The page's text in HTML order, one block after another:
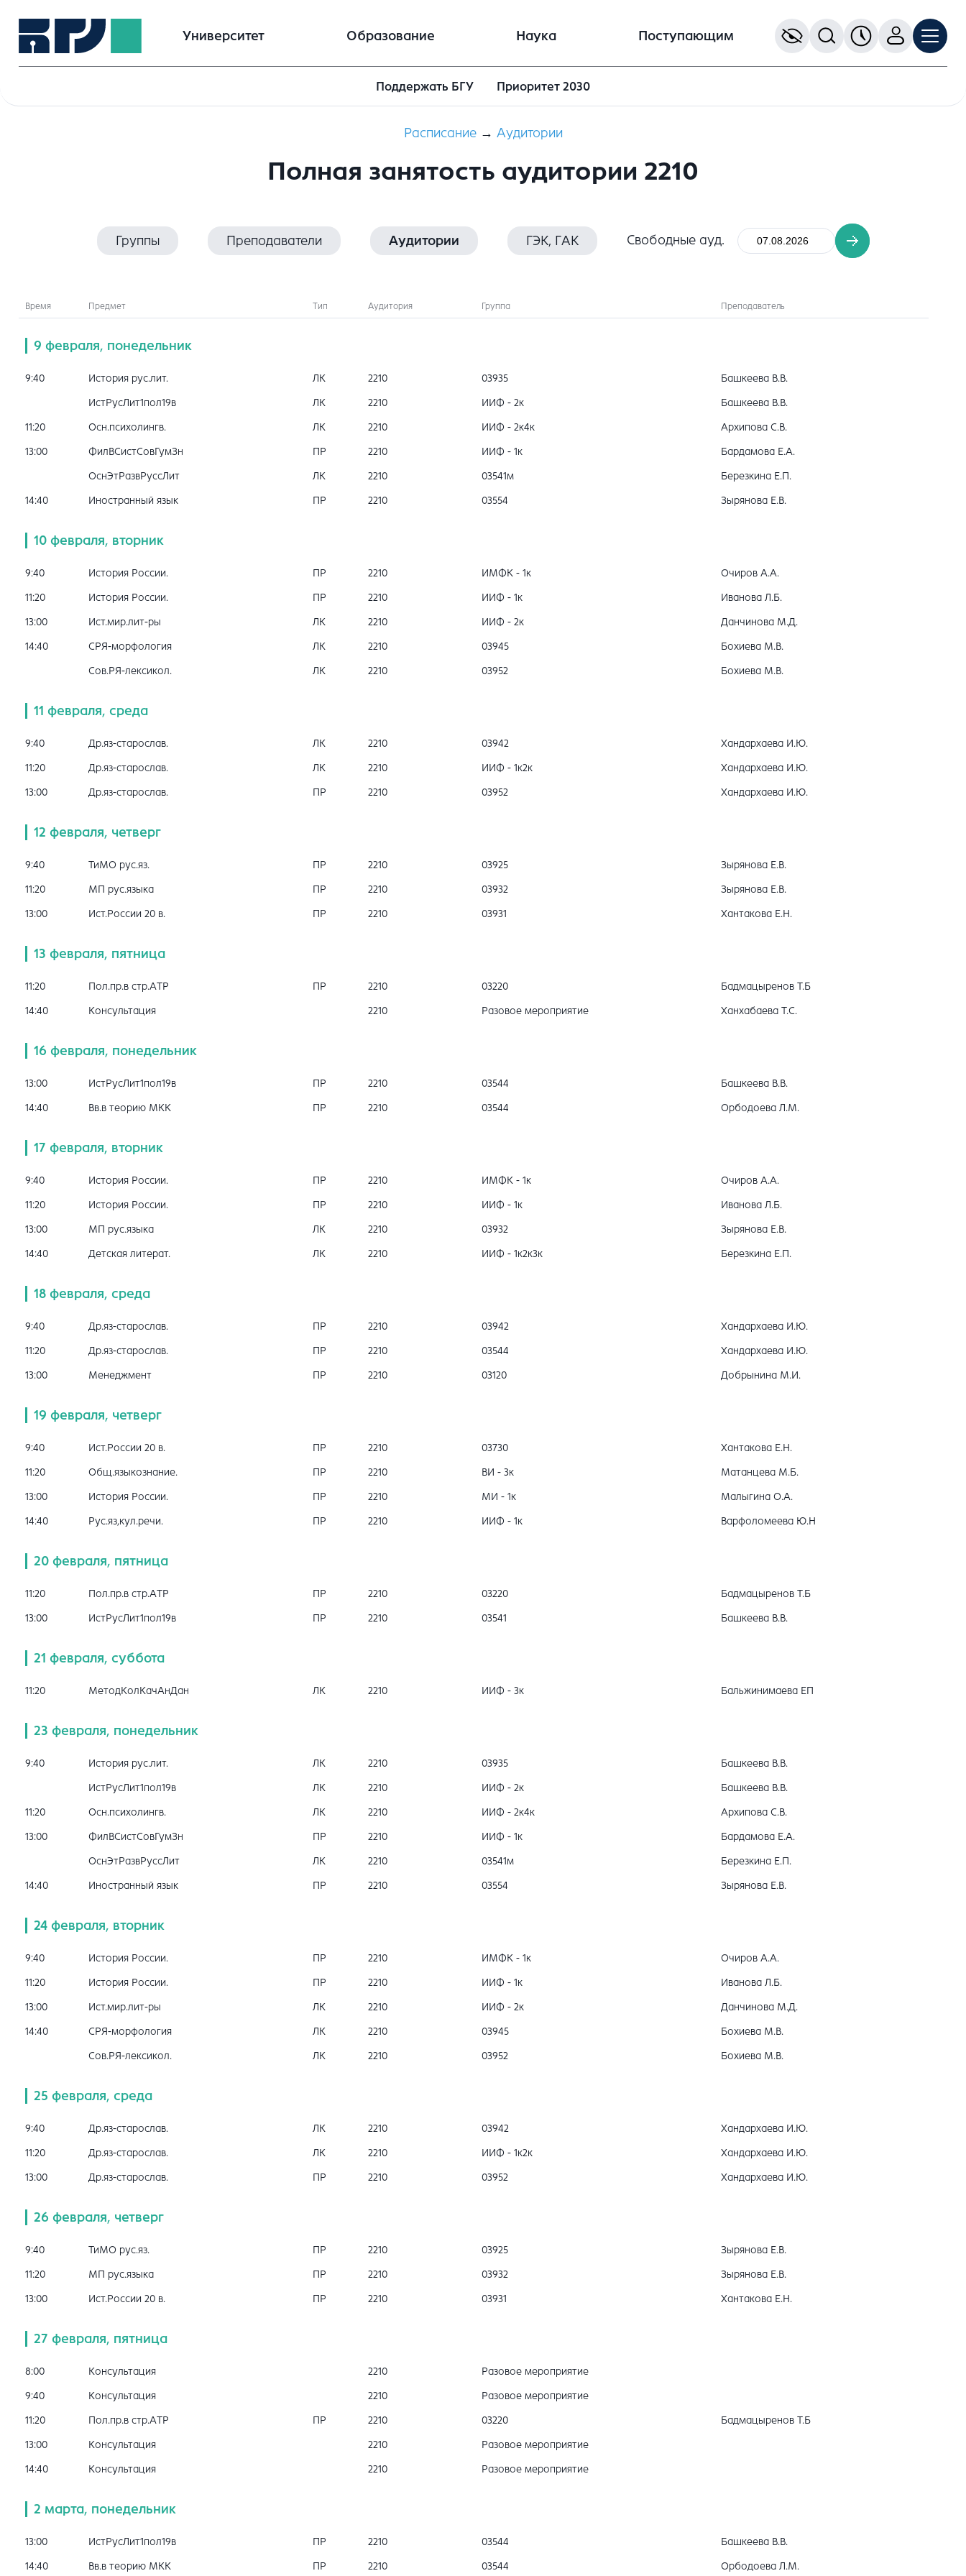
Университет Образование Наука Поступающим
Поддержать БГУ Приоритет 2030
Расписание→ Аудитории
Полная занятость аудитории 2210
Группы Преподаватели Аудитории ГЭК, ГАК Свободные ауд.
Время Предмет Тип Аудитория Группа Преподаватель
9 февраля, понедельник
9:40 История рус.лит. ЛК 2210 03935 Башкеева В.В.
ИстРусЛит1пол19в ЛК 2210 ИИФ - 2к Башкеева В.В.
11:20 Осн.психолингв. ЛК 2210 ИИФ - 2к4к Архипова С.В.
13:00 ФилВСистСовГумЗн ПР 2210 ИИФ - 1к Бардамова Е.А.
ОснЭтРазвРуссЛит ЛК 2210 03541м Березкина Е.П.
14:40 Иностранный язык ПР 2210 03554 Зырянова Е.В.
10 февраля, вторник
9:40 История России. ПР 2210 ИМФК - 1к Очиров А.А.
11:20 История России. ПР 2210 ИИФ - 1к Иванова Л.Б.
13:00 Ист.мир.лит-ры ЛК 2210 ИИФ - 2к Данчинова М.Д.
14:40 СРЯ-морфология ЛК 2210 03945 Бохиева М.В.
Сов.РЯ-лексикол. ЛК 2210 03952 Бохиева М.В.
11 февраля, среда
9:40 Др.яз-старослав. ЛК 2210 03942 Хандархаева И.Ю.
11:20 Др.яз-старослав. ЛК 2210 ИИФ - 1к2к Хандархаева И.Ю.
13:00 Др.яз-старослав. ПР 2210 03952 Хандархаева И.Ю.
12 февраля, четверг
9:40 ТиМО рус.яз. ПР 2210 03925 Зырянова Е.В.
11:20 МП рус.языка ПР 2210 03932 Зырянова Е.В.
13:00 Ист.России 20 в. ПР 2210 03931 Хантакова Е.Н.
13 февраля, пятница
11:20 Пол.пр.в стр.АТР ПР 2210 03220 Бадмацыренов Т.Б
14:40 Консультация 2210 Разовое мероприятие Ханхабаева Т.С.
16 февраля, понедельник
13:00 ИстРусЛит1пол19в ПР 2210 03544 Башкеева В.В.
14:40 Вв.в теорию МКК ПР 2210 03544 Орбодоева Л.М.
17 февраля, вторник
9:40 История России. ПР 2210 ИМФК - 1к Очиров А.А.
11:20 История России. ПР 2210 ИИФ - 1к Иванова Л.Б.
13:00 МП рус.языка ЛК 2210 03932 Зырянова Е.В.
14:40 Детская литерат. ЛК 2210 ИИФ - 1к2к3к Березкина Е.П.
18 февраля, среда
9:40 Др.яз-старослав. ПР 2210 03942 Хандархаева И.Ю.
11:20 Др.яз-старослав. ПР 2210 03544 Хандархаева И.Ю.
13:00 Менеджмент ПР 2210 03120 Добрынина М.И.
19 февраля, четверг
9:40 Ист.России 20 в. ПР 2210 03730 Хантакова Е.Н.
11:20 Общ.языкознание. ПР 2210 ВИ - 3к Матанцева М.Б.
13:00 История России. ПР 2210 МИ - 1к Малыгина О.А.
14:40 Рус.яз,кул.речи. ПР 2210 ИИФ - 1к Варфоломеева Ю.Н
20 февраля, пятница
11:20 Пол.пр.в стр.АТР ПР 2210 03220 Бадмацыренов Т.Б
13:00 ИстРусЛит1пол19в ПР 2210 03541 Башкеева В.В.
21 февраля, суббота
11:20 МетодКолКачАнДан ЛК 2210 ИИФ - 3к Бальжинимаева ЕП
23 февраля, понедельник
9:40 История рус.лит. ЛК 2210 03935 Башкеева В.В.
ИстРусЛит1пол19в ЛК 2210 ИИФ - 2к Башкеева В.В.
11:20 Осн.психолингв. ЛК 2210 ИИФ - 2к4к Архипова С.В.
13:00 ФилВСистСовГумЗн ПР 2210 ИИФ - 1к Бардамова Е.А.
ОснЭтРазвРуссЛит ЛК 2210 03541м Березкина Е.П.
14:40 Иностранный язык ПР 2210 03554 Зырянова Е.В.
24 февраля, вторник
9:40 История России. ПР 2210 ИМФК - 1к Очиров А.А.
11:20 История России. ПР 2210 ИИФ - 1к Иванова Л.Б.
13:00 Ист.мир.лит-ры ЛК 2210 ИИФ - 2к Данчинова М.Д.
14:40 СРЯ-морфология ЛК 2210 03945 Бохиева М.В.
Сов.РЯ-лексикол. ЛК 2210 03952 Бохиева М.В.
25 февраля, среда
9:40 Др.яз-старослав. ЛК 2210 03942 Хандархаева И.Ю.
11:20 Др.яз-старослав. ЛК 2210 ИИФ - 1к2к Хандархаева И.Ю.
13:00 Др.яз-старослав. ПР 2210 03952 Хандархаева И.Ю.
26 февраля, четверг
9:40 ТиМО рус.яз. ПР 2210 03925 Зырянова Е.В.
11:20 МП рус.языка ПР 2210 03932 Зырянова Е.В.
13:00 Ист.России 20 в. ПР 2210 03931 Хантакова Е.Н.
27 февраля, пятница
8:00 Консультация 2210 Разовое мероприятие
9:40 Консультация 2210 Разовое мероприятие
11:20 Пол.пр.в стр.АТР ПР 2210 03220 Бадмацыренов Т.Б
13:00 Консультация 2210 Разовое мероприятие
14:40 Консультация 2210 Разовое мероприятие
2 марта, понедельник
13:00 ИстРусЛит1пол19в ПР 2210 03544 Башкеева В.В.
14:40 Вв.в теорию МКК ПР 2210 03544 Орбодоева Л.М.